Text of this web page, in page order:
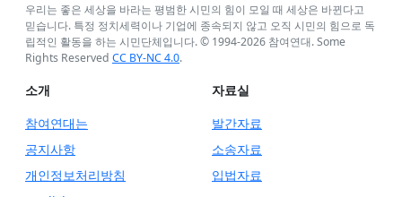
우리는 좋은 세상을 바라는 평범한 시민의 힘이 모일 때 세상은 바뀐다고
믿습니다. 특정 정치세력이나 기업에 종속되지 않고 오직 시민의 힘으로 독
립적인 활동을 하는 시민단체입니다. © 1994-2026 참여연대. Some
Rights Reserved CC BY-NC 4.0.
소개
참여연대는
공지사항
개인정보처리방침
자료실
발간자료
소송자료
입법자료